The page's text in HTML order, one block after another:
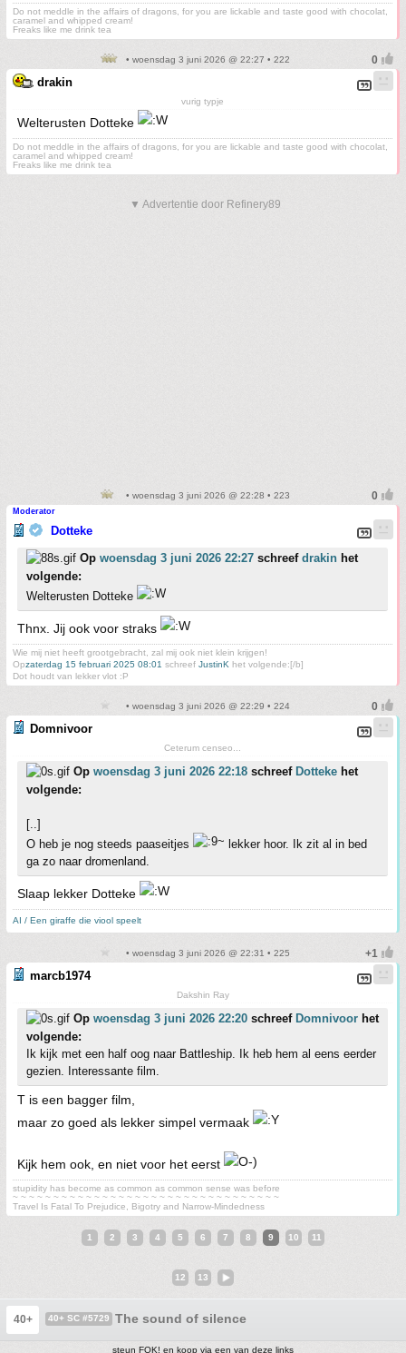
Do not meddle in the affairs of dragons, for you are lickable and taste good with chocolat,
caramel and whipped cream!
Freaks like me drink tea
• woensdag 3 juni 2026 @ 22:27 • 222
drakin
vurig typje
Welterusten Dotteke
Do not meddle in the affairs of dragons, for you are lickable and taste good with chocolat,
caramel and whipped cream!
Freaks like me drink tea
▼ Advertentie door Refinery89
• woensdag 3 juni 2026 @ 22:28 • 223
Moderator
Dotteke
Op woensdag 3 juni 2026 22:27 schreef drakin het
volgende:
Welterusten Dotteke
Thnx. Jij ook voor straks
Wie mij niet heeft grootgebracht, zal mij ook niet klein krijgen!
Opzaterdag 15 februari 2025 08:01 schreef JustinK het volgende:[/b]
Dot houdt van lekker vlot :P
• woensdag 3 juni 2026 @ 22:29 • 224
Domnivoor
Ceterum censeo...
Op woensdag 3 juni 2026 22:18 schreef Dotteke het
volgende:
[..]
O heb je nog steeds paaseitjes
lekker hoor. Ik zit al in bed
ga zo naar dromenland.
Slaap lekker Dotteke
AI / Een giraffe die viool speelt
• woensdag 3 juni 2026 @ 22:31 • 225
marcb1974
Dakshin Ray
Op woensdag 3 juni 2026 22:20 schreef Domnivoor het
volgende:
Ik kijk met een half oog naar Battleship. Ik heb hem al eens eerder
gezien. Interessante film.
T is een bagger film,
maar zo goed als lekker simpel vermaak
Kijk hem ook, en niet voor het eerst
stupidity has become as common as common sense was before
~ ~ ~ ~ ~ ~ ~ ~ ~ ~ ~ ~ ~ ~ ~ ~ ~ ~ ~ ~ ~ ~ ~ ~ ~ ~ ~ ~ ~ ~ ~ ~ ~
Travel Is Fatal To Prejudice, Bigotry and Narrow-Mindedness
1 2 3 4 5 6 7 8 9 10 11
12 13
40+ 40+ SC #5729 The sound of silence
steun FOK! en koop via een van deze links